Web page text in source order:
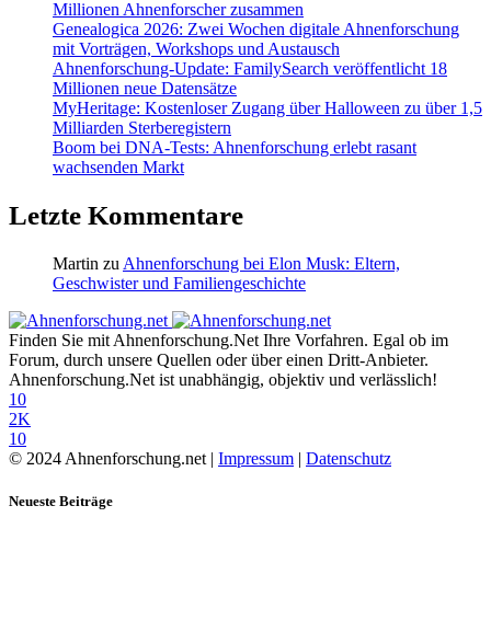
Millionen Ahnenforscher zusammen
Genealogica 2026: Zwei Wochen digitale Ahnenforschung
mit Vorträgen, Workshops und Austausch
Ahnenforschung-Update: FamilySearch veröffentlicht 18
Millionen neue Datensätze
MyHeritage: Kostenloser Zugang über Halloween zu über 1,5
Milliarden Sterberegistern
Boom bei DNA-Tests: Ahnenforschung erlebt rasant
wachsenden Markt
Letzte Kommentare
Martin zu Ahnenforschung bei Elon Musk: Eltern,
Geschwister und Familiengeschichte
Finden Sie mit Ahnenforschung.Net Ihre Vorfahren. Egal ob im
Forum, durch unsere Quellen oder über einen Dritt-Anbieter.
Ahnenforschung.Net ist unabhängig, objektiv und verlässlich!
10
2K
10
© 2024 Ahnenforschung.net | Impressum | Datenschutz
Neueste Beiträge